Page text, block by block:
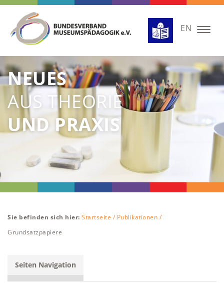
EN
NEUES
AUS THEORIE
UND PRAXIS
Sie befinden sich hier: Startseite / Publikationen /
Grundsatzpapiere
Seiten Navigation